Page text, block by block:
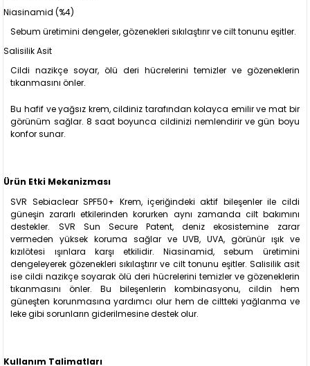
Niasinamid (%4)
Sebum üretimini dengeler, gözenekleri sıkılaştırır ve cilt tonunu eşitler.
Salisilik Asit
Cildi nazikçe soyar, ölü deri hücrelerini temizler ve gözeneklerin
tıkanmasını önler.
Bu hafif ve yağsız krem, cildiniz tarafından kolayca emilir ve mat bir
görünüm sağlar. 8 saat boyunca cildinizi nemlendirir ve gün boyu
konfor sunar.
Ürün Etki Mekanizması
SVR Sebiaclear SPF50+ Krem, içeriğindeki aktif bileşenler ile cildi
güneşin zararlı etkilerinden korurken aynı zamanda cilt bakımını
destekler. SVR Sun Secure Patent, deniz ekosistemine zarar
vermeden yüksek koruma sağlar ve UVB, UVA, görünür ışık ve
kızılötesi ışınlara karşı etkilidir. Niasinamid, sebum üretimini
dengeleyerek gözenekleri sıkılaştırır ve cilt tonunu eşitler. Salisilik asit
ise cildi nazikçe soyarak ölü deri hücrelerini temizler ve gözeneklerin
tıkanmasını önler. Bu bileşenlerin kombinasyonu, cildin hem
güneşten korunmasına yardımcı olur hem de ciltteki yağlanma ve
leke gibi sorunların giderilmesine destek olur.
Kullanım Talimatları